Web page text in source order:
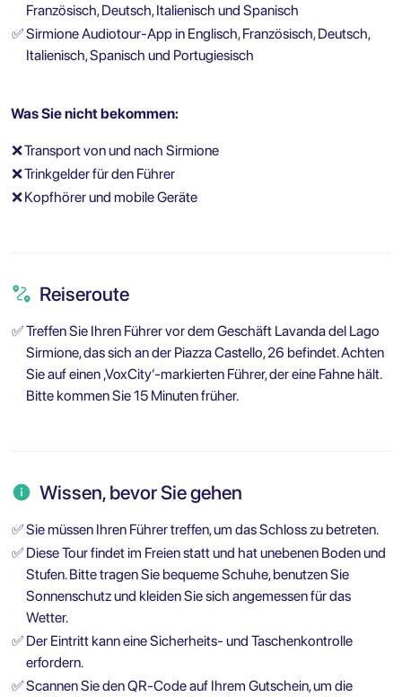
Französisch, Deutsch, Italienisch und Spanisch
✅Sirmione Audiotour-App in Englisch, Französisch, Deutsch,
Italienisch, Spanisch und Portugiesisch
Was Sie nicht bekommen:
❌Transport von und nach Sirmione
❌Trinkgelder für den Führer
❌Kopfhörer und mobile Geräte
Reiseroute
✅Treffen Sie Ihren Führer vor dem Geschäft Lavanda del Lago
Sirmione, das sich an der Piazza Castello, 26 befindet. Achten
Sie auf einen ‚VoxCity‘-markierten Führer, der eine Fahne hält.
Bitte kommen Sie 15 Minuten früher.
Wissen, bevor Sie gehen
✅Sie müssen Ihren Führer treffen, um das Schloss zu betreten.
✅ Diese Tour findet im Freien statt und hat unebenen Boden und
Stufen. Bitte tragen Sie bequeme Schuhe, benutzen Sie
Sonnenschutz und kleiden Sie sich angemessen für das
Wetter.
✅ Der Eintritt kann eine Sicherheits- und Taschenkontrolle
erfordern.
✅Scannen Sie den QR-Code auf Ihrem Gutschein, um die